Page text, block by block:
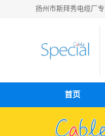
首页